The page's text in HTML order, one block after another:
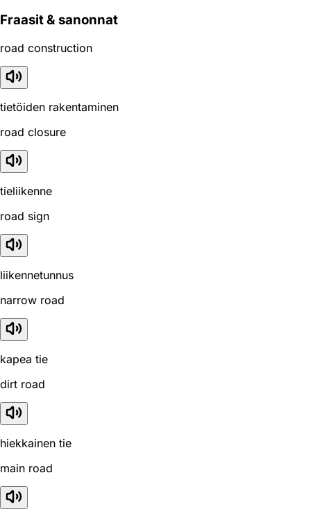
Fraasit & sanonnat
road construction
tietöiden rakentaminen
road closure
tieliikenne
road sign
liikennetunnus
narrow road
kapea tie
dirt road
hiekkainen tie
main road